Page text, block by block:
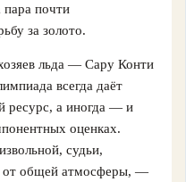
пара почти
за золото.
льда — Сару Конти
всегда даёт
ресурс, а иногда — и
оценках.
судьи,
от общей атмосферы, —